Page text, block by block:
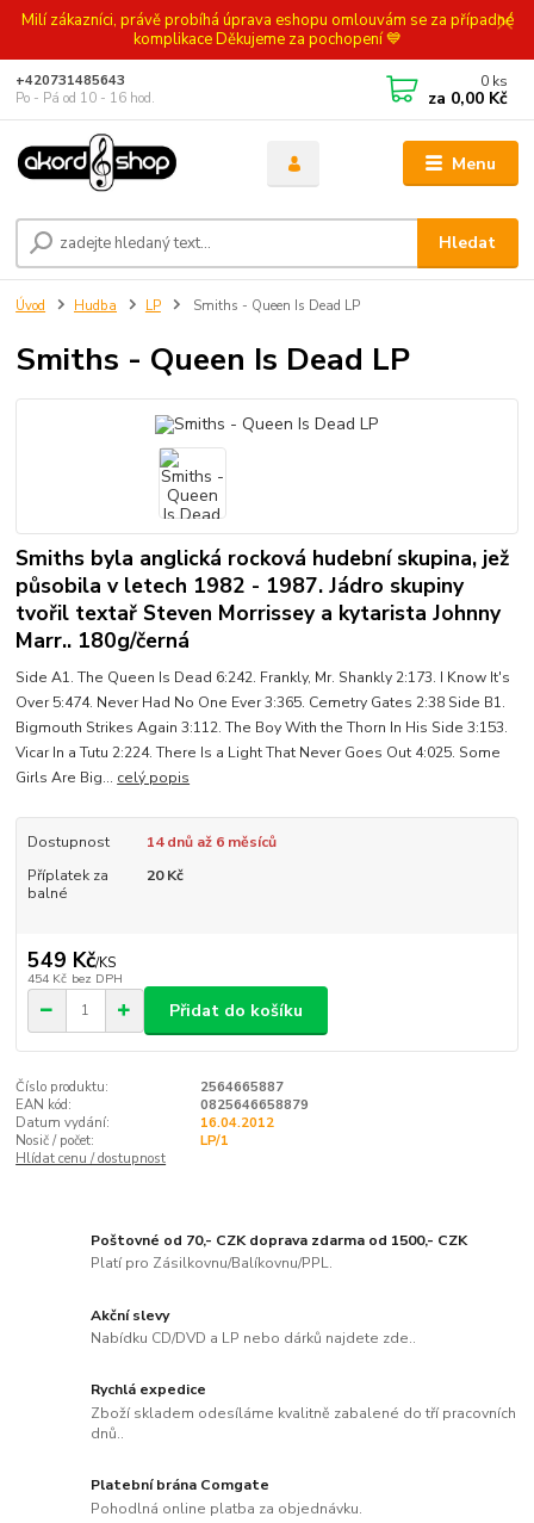
Milí zákazníci, právě probíhá úprava eshopu omlouvám se za případné
komplikace Děkujeme za pochopení 💙
Menu
Hledat
+420731485643
Po - Pá od 10 - 16 hod.
0 ks
za 0,00 Kč
Úvod Hudba LP Smiths - Queen Is Dead LP
Smiths - Queen Is Dead LP
Smiths byla anglická rocková hudební skupina, jež
působila v letech 1982 - 1987. Jádro skupiny
tvořil textař Steven Morrissey a kytarista Johnny
Marr.. 180g/černá
Side A1. The Queen Is Dead 6:242. Frankly, Mr. Shankly 2:173. I Know It's
Over 5:474. Never Had No One Ever 3:365. Cemetry Gates 2:38 Side B1.
Bigmouth Strikes Again 3:112. The Boy With the Thorn In His Side 3:153.
Vicar In a Tutu 2:224. There Is a Light That Never Goes Out 4:025. Some
Girls Are Big... celý popis
Dostupnost
14 dnů až 6 měsíců
Příplatek za
balné
20 Kč
549 Kč/KS
454 Kč bez DPH
Přidat do košíku
Číslo produktu:
2564665887
EAN kód:
0825646658879
Datum vydání:
16.04.2012
Nosič / počet:
LP/1
Hlídat cenu / dostupnost
Poštovné od 70,- CZK doprava zdarma od 1500,- CZK
Platí pro Zásilkovnu/Balíkovnu/PPL.
Akční slevy
Nabídku CD/DVD a LP nebo dárků najdete zde..
Rychlá expedice
Zboží skladem odesíláme kvalitně zabalené do tří pracovních
dnů..
Platební brána Comgate
Pohodlná online platba za objednávku.